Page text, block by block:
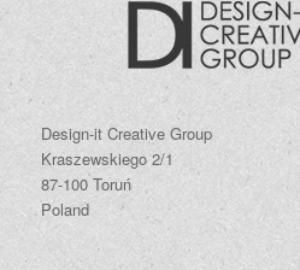
Design-it Creative Group
Kraszewskiego 2/1
87-100 Toruń
Poland